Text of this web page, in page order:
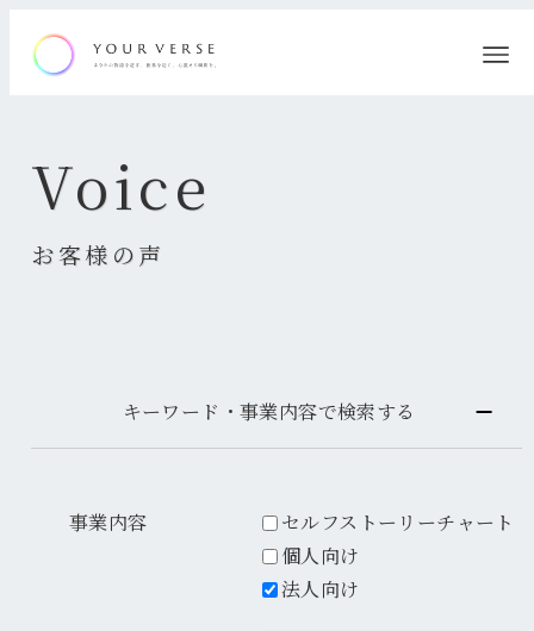
お客様の声
Voice
キーワード・事業内容で検索する
事業内容
セルフストーリーチャート
個人向け
法人向け